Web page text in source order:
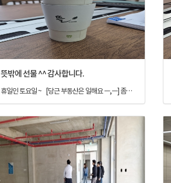
뜻밖에 선물 ^^ 감사합니다.
휴일인 토요일 ~ [당근 부동산은 일해요 ㅡ,ㅡ] 좀전에 고객한분께서 양손 무겁게 커피를 사가지고 오셔서 지난번 친절하고 상세하게 상담해주신 이승근대표님께 감사드리고 원하시는 매물 잘 좀 찾아달라고 부탁하고 가셨습니다.^^ 이럴때 진심으로 보람을 느낌니다. 모든일이 그렇겠지만 중개 일이라는게 사람과 사람사이에서 소통하고 조율하고 어려운일인건 맞는듯합니다. 다시한번 감사드립니다. 일부러 발걸음해 마음써주심에 감사합니다. 성심을 다해 도움드리는 바른부동산중개가 되겠습니다. 우리 이승근대표님 유튜브 https://www.youtube.com/@ha1dam